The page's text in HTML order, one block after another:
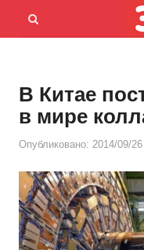
Menu
Открыть
В Китае
в мире
Опубликовано: 2014/09/26